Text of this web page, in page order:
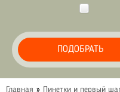
ПОДОБРАТЬ
Главная » Пинетки и первый